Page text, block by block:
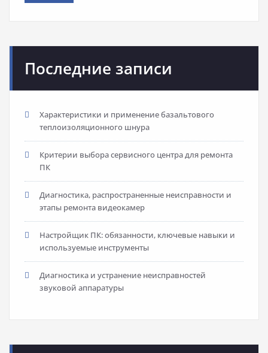
Последние записи
Характеристики и применение базальтового
теплоизоляционного шнура
Критерии выбора сервисного центра для ремонта
ПК
Диагностика, распространенные неисправности и
этапы ремонта видеокамер
Настройщик ПК: обязанности, ключевые навыки и
используемые инструменты
Диагностика и устранение неисправностей
звуковой аппаратуры